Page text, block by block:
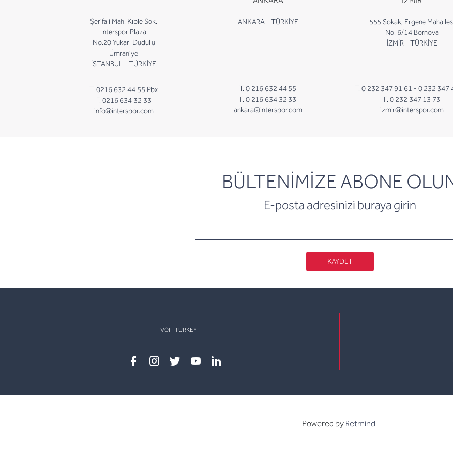
Şerifali Mah. Kıble Sok.
Interspor Plaza
No.20 Yukarı Dudullu
Ümraniye
İSTANBUL - TÜRKİYE
T. 0216 632 44 55 Pbx
F. 0216 634 32 33
info@interspor.com
ANKARA - TÜRKİYE
T. 0 216 632 44 55
F. 0 216 634 32 33
ankara@interspor.com
555 Sokak, Ergene
No. 6/14 Bornova
İZMİR - TÜRKİYE
T. 0 232 347 91 61 - 0 232 347
F. 0 232 347 13 73
izmir@interspor.com
BÜLTENİMİZE ABONE
E-posta adresinizi buraya girin
newsletter
KAYDET
VOIT TURKEY
Powered by Retmind